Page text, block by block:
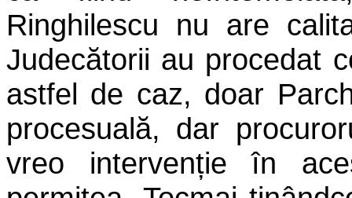
Ringhilescu nu are
Judecătorii au procedat
astfel de caz, doar
procesuală, dar
vreo intervenție în